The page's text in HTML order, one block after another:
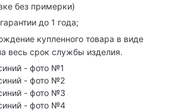
без примерки)
до 1 года;
купленного товара в виде
весь срок службы изделия.